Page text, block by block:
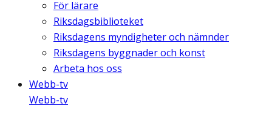
För lärare
Riksdagsbiblioteket
Riksdagens myndigheter och nämnder
Riksdagens byggnader och konst
Arbeta hos oss
Webb-tv
Webb-tv